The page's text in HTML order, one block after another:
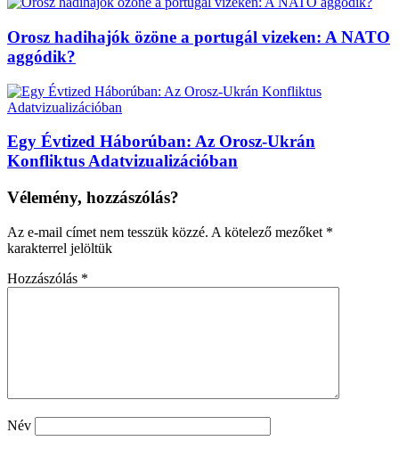
Orosz hadihajók özöne a portugál vizeken: A NATO
aggódik?
Egy Évtized Háborúban: Az Orosz-Ukrán
Konfliktus Adatvizualizációban
Vélemény, hozzászólás?
Az e-mail címet nem tesszük közzé. A kötelező mezőket *
karakterrel jelöltük
Hozzászólás *
Név